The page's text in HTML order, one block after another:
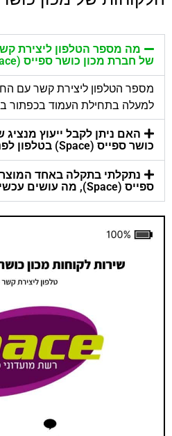
מה מספר הטלפון ליצירת
של חברת מכון כושר ספייס (Space)?
למעלה בתחילת העמוד בכפתור
האם ניתן לקבל ייעוץ מנציג
כושר ספייס (Space) בטלפון לפני קנייה?
נתקלתי בתקלה באחד
ספייס (Space), מה עושים עכשיו?